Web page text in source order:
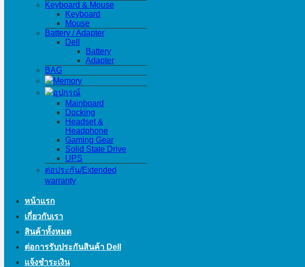
Keyboard & Mouse
Keyboard
Mouse
Battery / Adapter
Dell
Battery
Adapter
BAG
Memory
อุปกรณ์
Mainboard
Docking
Headset &
Headphone
Gaming Gear
Solid State Drive
UPS
ต่อประกัน/Extended
warranty
หน้าแรก
เกี่ยวกับเรา
สินค้าทั้งหมด
ต่อการรับประกันสินค้า Dell
แจ้งชำระเงิน